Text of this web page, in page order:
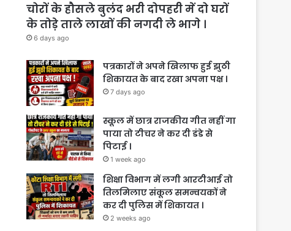
चोरों के हौसले बुलंद भरी दोपहरी में दो घरों
के तोड़े ताले लाखों की नगदी ले भागे ।
6 days ago
पत्रकारों ने अपने खिलाफ हुई झुठी
शिकायत के बाद रखा अपना पक्ष ।
7 days ago
स्कूल में छात्र राजकीय गीत नहीं गा
पाया तो टीचर ने कर दी डंडे से
पिटाई ।
1 week ago
शिक्षा विभाग में लगी आरटीआई तो
तिलमिलाए संकूल समन्वयकों ने
कर दी पुलिस में शिकायत ।
2 weeks ago